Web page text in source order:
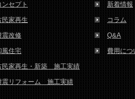
ンセプト
民家再生
震改修
風住宅
民家再生・新築 施工実績
震リフォーム 施工実績
新着情報
コラム
Q&A
費用につ